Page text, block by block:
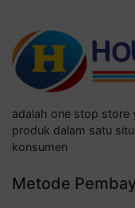
adalah one stop store
produk dalam satu
konsumen
Metode